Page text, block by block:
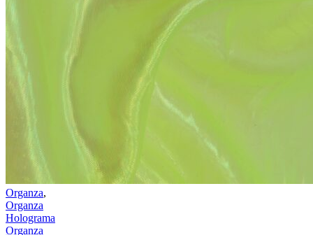
Organza,
Organza
Holograma
Organza